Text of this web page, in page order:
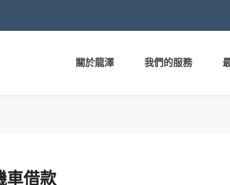
關於龍澤 我們的服務
車借款